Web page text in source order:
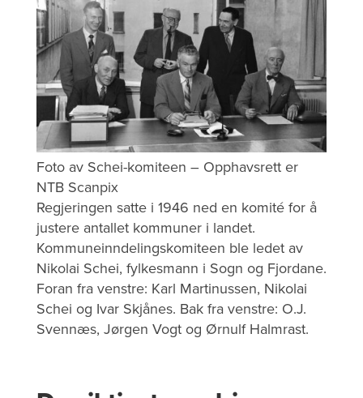
Foto av Schei-komiteen – Opphavsrett er
NTB Scanpix
Regjeringen satte i 1946 ned en komité for å
justere antallet kommuner i landet.
Kommuneinndelingskomiteen ble ledet av
Nikolai Schei, fylkesmann i Sogn og Fjordane.
Foran fra venstre: Karl Martinussen, Nikolai
Schei og Ivar Skjånes. Bak fra venstre: O.J.
Svennæs, Jørgen Vogt og Ørnulf Halmrast.